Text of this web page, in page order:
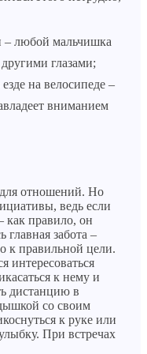
– любой мальчишка
глазами;
на велосипеде –
вниманием
отношений. Но
ведь если
как правило, он
главная забота –
к правильной цели.
интересоваться
к нему и
дистанцию в
со своим
к руке или
При встречах